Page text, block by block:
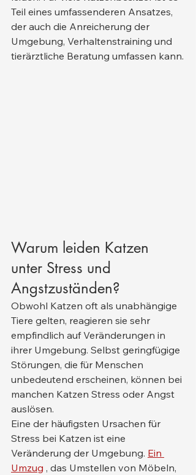
Teil eines umfassenderen Ansatzes,
der auch die Anreicherung der
Umgebung, Verhaltenstraining und
tierärztliche Beratung umfassen kann.
Warum leiden Katzen
unter Stress und
Angstzuständen?
Obwohl Katzen oft als unabhängige
Tiere gelten, reagieren sie sehr
empfindlich auf Veränderungen in
ihrer Umgebung. Selbst geringfügige
Störungen, die für Menschen
unbedeutend erscheinen, können bei
manchen Katzen Stress oder Angst
auslösen.
Eine der häufigsten Ursachen für
Stress bei Katzen ist eine
Veränderung der Umgebung. Ein
Umzug , das Umstellen von Möbeln,